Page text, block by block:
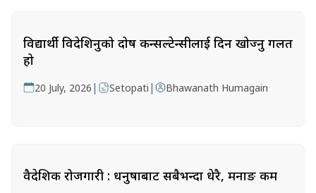
विद्यार्थी विदेशिनुको दोष कन्सल्टेन्सीलाई दिन खोज्नु गलत
हो
20 July, 2026 | Setopati | Bhawanath Humagain
वैदेशिक रोजगारी : धनुषाबाट सबैभन्दा धेरै, मनाङ कम